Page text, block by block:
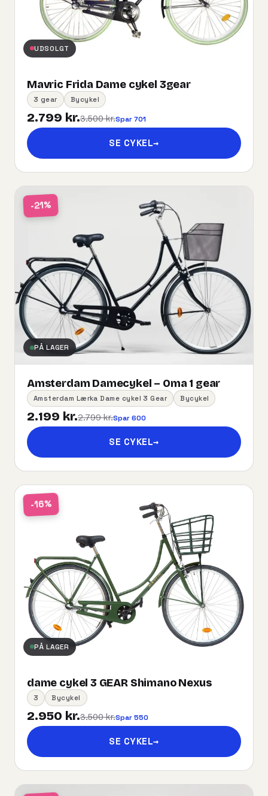
UDSOLGT
Mavric Frida Dame cykel 3gear
3 gear Bycykel
2.799 kr.3.500 kr.Spar 701
SE CYKEL→
-21%
PÅ LAGER
Amsterdam Damecykel – Oma 1 gear
Amsterdam Lærka Dame cykel 3 Gear Bycykel
2.199 kr.2.799 kr.Spar 600
SE CYKEL→
-16%
PÅ LAGER
dame cykel 3 GEAR Shimano Nexus
3 Bycykel
2.950 kr.3.500 kr.Spar 550
SE CYKEL→